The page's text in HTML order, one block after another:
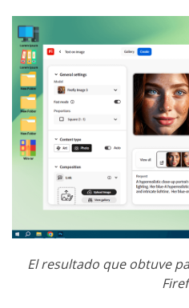
El resultado que obtuve